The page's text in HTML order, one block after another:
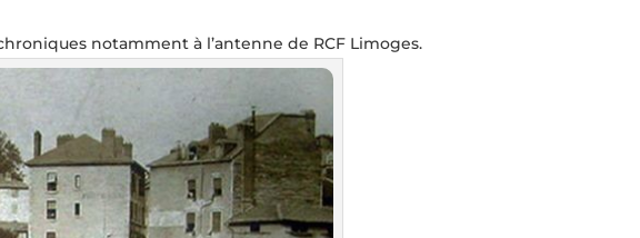
notamment à l’antenne de RCF Limoges.